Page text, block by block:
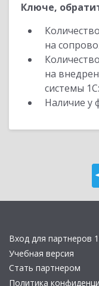
Ключе,
на
на
системы
Наличие у
Вход для партнеров
Учебная версия
Стать партнером
Политика